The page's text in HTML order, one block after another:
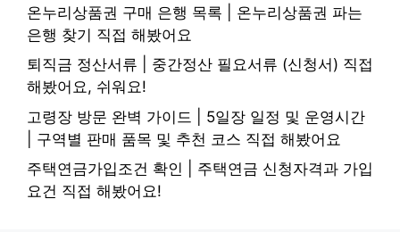
온누리상품권 구매 은행 목록 | 온누리상품권 파는
은행 찾기 직접 해봤어요
퇴직금 정산서류 | 중간정산 필요서류 (신청서) 직접
해봤어요, 쉬워요!
고령장 방문 완벽 가이드 | 5일장 일정 및 운영시간
| 구역별 판매 품목 및 추천 코스 직접 해봤어요
주택연금가입조건 확인 | 주택연금 신청자격과 가입
요건 직접 해봤어요!